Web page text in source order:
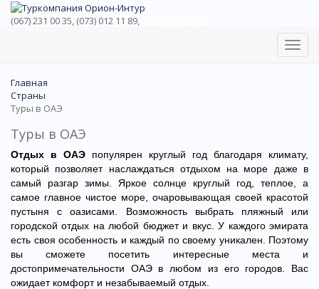
(067) 231 00 35, (073) 012 11 89,
Главная
Страны
Туры в ОАЭ
Туры в ОАЭ
Отдых в ОАЭ популярен круглый год благодаря климату,
который позволяет наслаждаться отдыхом на море даже в
самый разгар зимы. Яркое солнце круглый год, теплое, а
самое главное чистое море, очаровывающая своей красотой
пустыня с оазисами. Возможность выбрать пляжный или
городской отдых на любой бюджет и вкус. У каждого эмирата
есть своя особенность и каждый по своему уникален. Поэтому
вы сможете посетить интересные места и
достопримечательности ОАЭ в любом из его городов. Вас
ожидает комфорт и незабываемый отдых.